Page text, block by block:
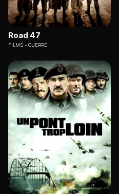
Road 47
FILMS GUERRE